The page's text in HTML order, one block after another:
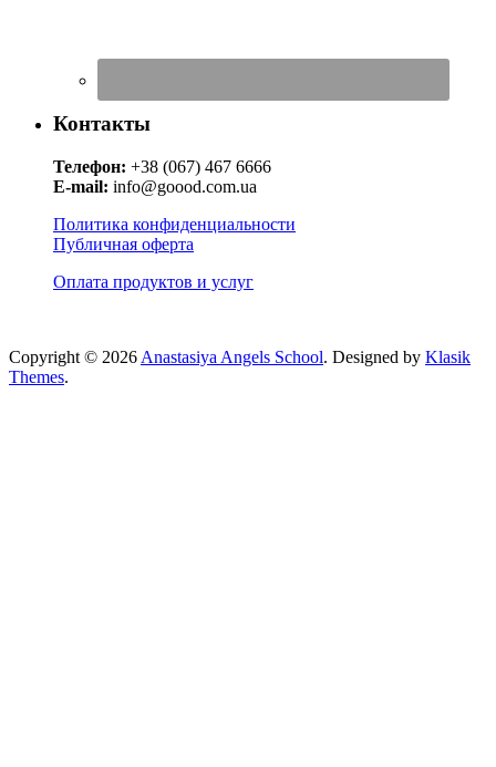
Контакты
Телефон: +38 (067) 467 6666
E-mail: info@goood.com.ua
Политика конфиденциальности
Публичная оферта
Оплата продуктов и услуг
Copyright © 2026 Anastasiya Angels School. Designed by Klasik
Themes.